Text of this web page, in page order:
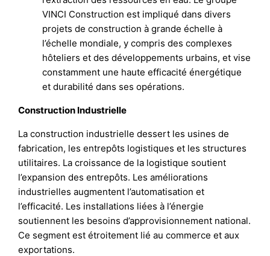
VINCI Construction est impliqué dans divers
projets de construction à grande échelle à
l’échelle mondiale, y compris des complexes
hôteliers et des développements urbains, et vise
constamment une haute efficacité énergétique
et durabilité dans ses opérations.
Construction Industrielle
La construction industrielle dessert les usines de
fabrication, les entrepôts logistiques et les structures
utilitaires. La croissance de la logistique soutient
l’expansion des entrepôts. Les améliorations
industrielles augmentent l’automatisation et
l’efficacité. Les installations liées à l’énergie
soutiennent les besoins d’approvisionnement national.
Ce segment est étroitement lié au commerce et aux
exportations.